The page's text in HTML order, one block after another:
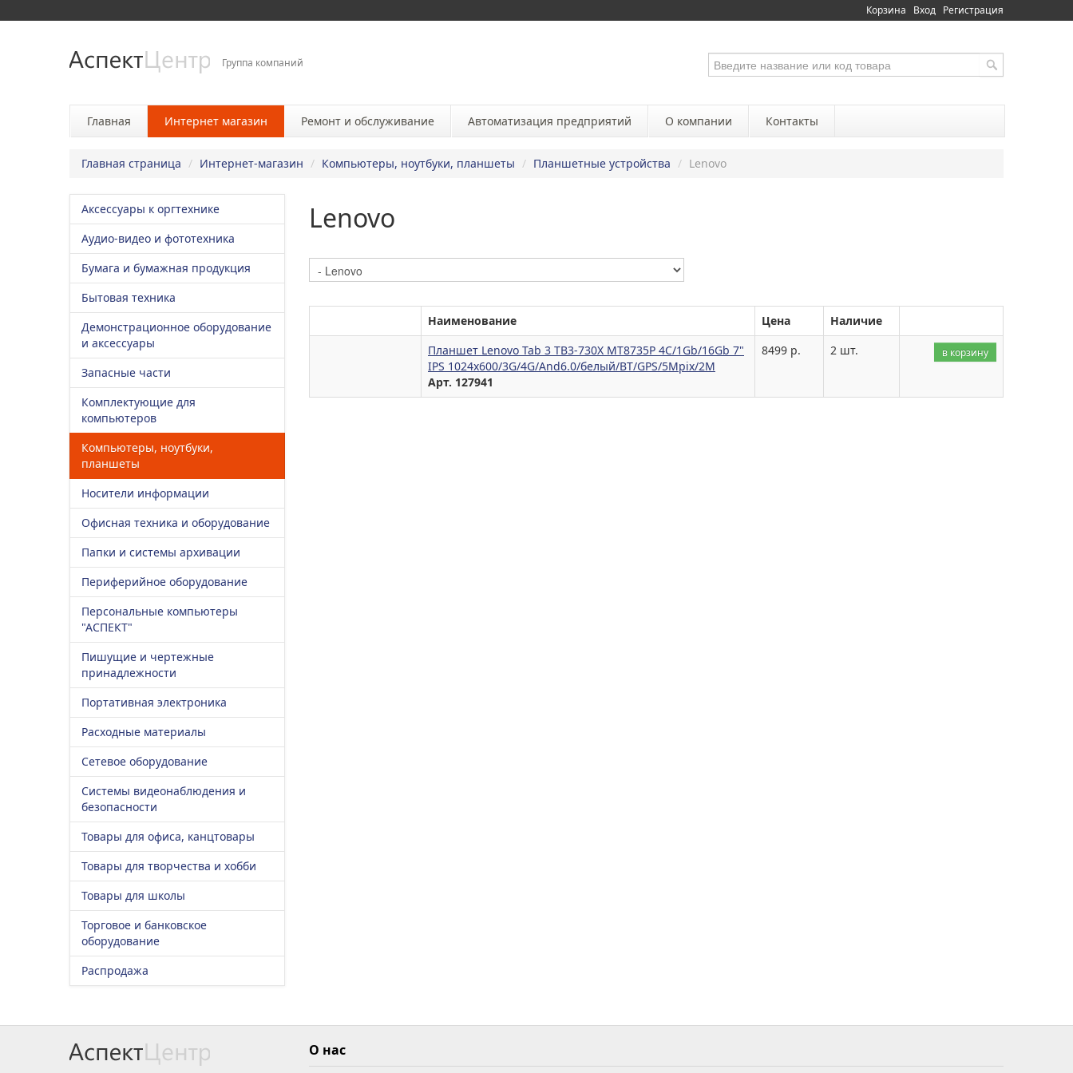
Корзина Вход Регистрация
Группа компаний
Главная Интернет магазин Ремонт и обслуживание Автоматизация предприятий О компании Контакты
Главная страница / Интернет-магазин / Компьютеры, ноутбуки, планшеты / Планшетные устройства / Lenovo
Аксессуары к оргтехнике
Аудио-видео и фототехника
Бумага и бумажная продукция
Бытовая техника
Демонстрационное оборудование
и аксессуары
Запасные части
Комплектующие для
компьютеров
Компьютеры, ноутбуки,
планшеты
Носители информации
Офисная техника и оборудование
Папки и системы архивации
Периферийное оборудование
Персональные компьютеры
"АСПЕКТ"
Пишущие и чертежные
принадлежности
Портативная электроника
Расходные материалы
Сетевое оборудование
Системы видеонаблюдения и
безопасности
Товары для офиса, канцтовары
Товары для творчества и хобби
Товары для школы
Торговое и банковское
оборудование
Распродажа
Lenovo
Наименование Цена
Наличие
Планшет Lenovo Tab 3 TB3-730X MT8735P 4C/1Gb/16Gb 7"
IPS 1024x600/3G/4G/And6.0/белый/BT/GPS/5Mpix/2M
Арт. 127941
8499 р. 2 шт. в корзину
О нас